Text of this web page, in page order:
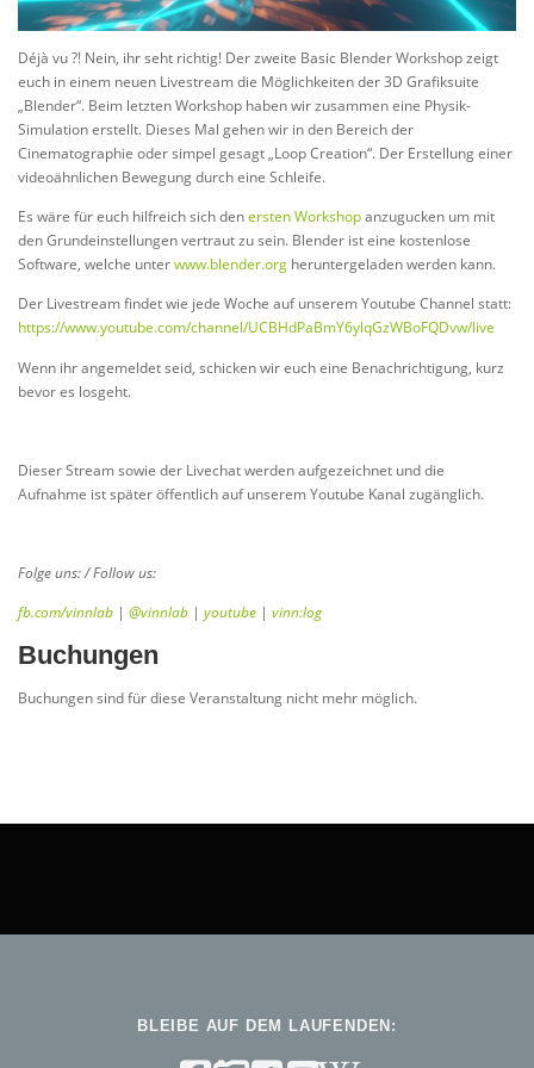
Déjà vu ?! Nein, ihr seht richtig! Der zweite Basic Blender Workshop zeigt
euch in einem neuen Livestream die Möglichkeiten der 3D Grafiksuite
„Blender“. Beim letzten Workshop haben wir zusammen eine Physik-
Simulation erstellt. Dieses Mal gehen wir in den Bereich der
Cinematographie oder simpel gesagt „Loop Creation“. Der Erstellung einer
videoähnlichen Bewegung durch eine Schleife.
Es wäre für euch hilfreich sich denersten Workshopanzugucken um mit
den Grundeinstellungen vertraut zu sein. Blender ist eine kostenlose
Software, welche unterwww.blender.org heruntergeladen werden kann.
Der Livestream findet wie jede Woche auf unserem Youtube Channel statt:
https://www.youtube.com/channel/UCBHdPaBmY6ylqGzWBoFQDvw/live
Wenn ihr angemeldet seid, schicken wir euch eine Benachrichtigung, kurz
bevor es losgeht.
Dieser Stream sowie der Livechat werden aufgezeichnet und die
Aufnahme ist später öffentlich auf unserem Youtube Kanal zugänglich.
Folge uns: / Follow us:
fb.com/vinnlab | @vinnlab | youtube | vinn:log
Buchungen
Buchungen sind für diese Veranstaltung nicht mehr möglich.
BLEIBE AUF DEM LAUFENDEN: